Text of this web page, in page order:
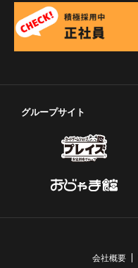
グループサイト
会社概要